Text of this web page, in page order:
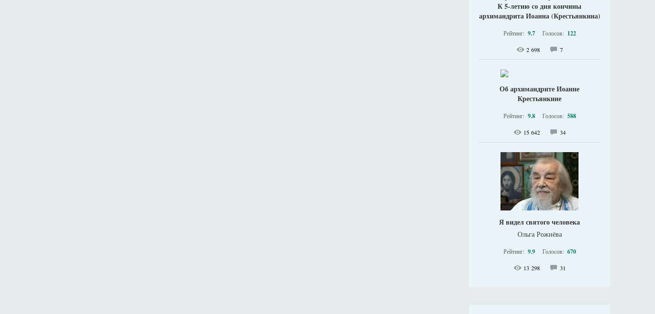
К 5-летию со дня кончины
архимандрита Иоанна (Крестьянкина)
Рейтинг: 9.7 Голосов: 122
2 698 7
Об архимандрите Иоанне
Крестьянкине
Рейтинг: 9.8 Голосов: 588
15 642 34
Я видел святого человека
Ольга Рожнёва
Рейтинг: 9.9 Голосов: 670
13 298 31